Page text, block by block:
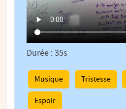
Durée : 35s
Musique Tristesse
Espoir